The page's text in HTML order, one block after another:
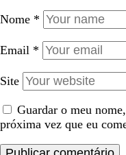
Nome *
Email *
Site
Guardar o meu
próxima vez que eu